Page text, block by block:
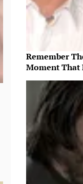
Remember
Moment That